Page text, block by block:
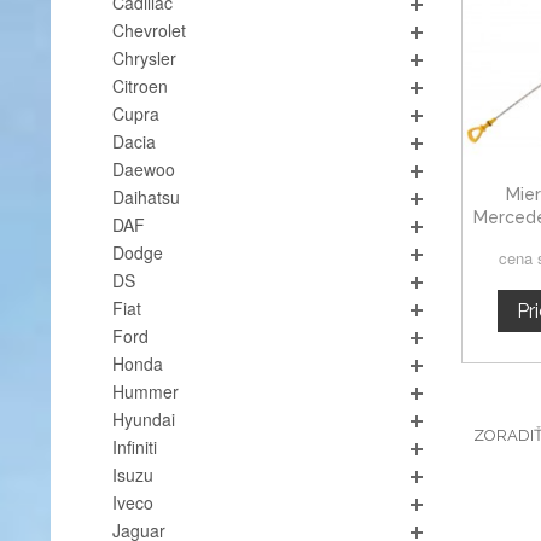
cena
Chevrolet
Chrysler
Citroen
Cupra
Dacia
Daewoo
Daihatsu
DAF
Dodge
DS
Fiat
Ford
Honda
Hummer
Hyundai
Infiniti
Isuzu
Iveco
Jaguar